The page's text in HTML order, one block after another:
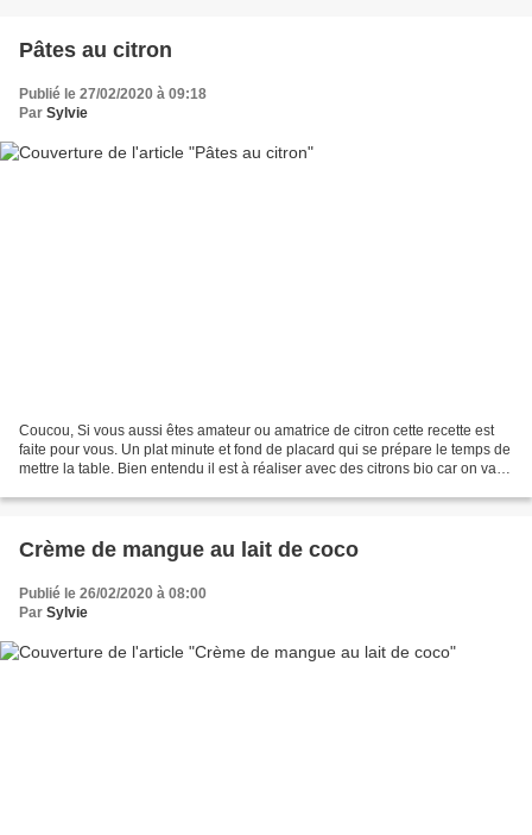
Pâtes au citron
Publié le 27/02/2020 à 09:18
Par Sylvie
Coucou, Si vous aussi êtes amateur ou amatrice de citron cette recette est
faite pour vous. Un plat minute et fond de placard qui se prépare le temps de
mettre la table. Bien entendu il est à réaliser avec des citrons bio car on va
Crème de mangue au lait de coco
Publié le 26/02/2020 à 08:00
Par Sylvie